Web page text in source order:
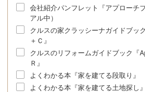
会社紹介パンフレット『アプローチ
アル中）
クルスの家クラッシーナガイドブッ
＋Ｃ』
クルスのリフォームガイドブック『
Ｒ』
よくわかる本『家を建てる段取り』
よくわかる本『家を建てる土地探し』